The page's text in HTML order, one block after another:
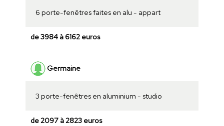
6 porte-fenêtres faites en alu - appart
de 3984 à 6162 euros
Germaine
3 porte-fenêtres en aluminium - studio
de 2097 à 2823 euros